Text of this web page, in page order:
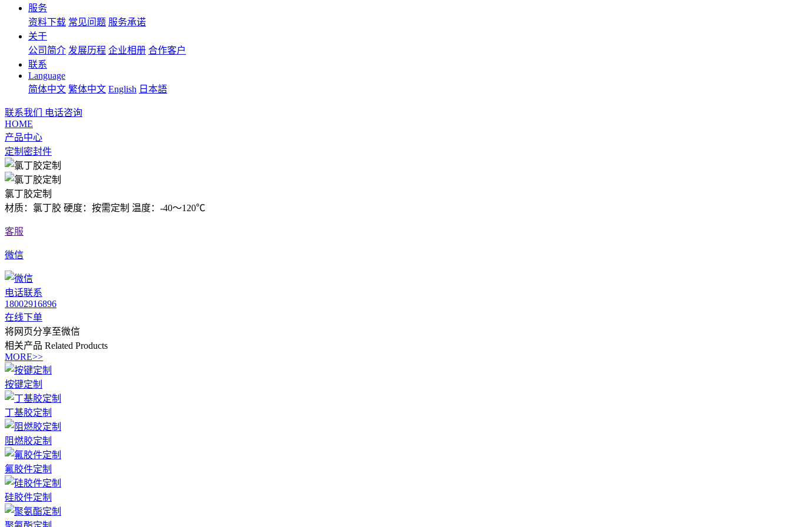
服务
资料下载 常见问题 服务承诺
关于
公司简介 发展历程 企业相册 合作客户
联系
Language
简体中文 繁体中文 English 日本語
联系我们
电话咨询
HOME
产品中心
定制密封件
氯丁胶定制
材质：氯丁胶 硬度：按需定制 温度：-40～120℃
客服
微信
电话联系
18002916896
在线下单
将网页分享至微信
相关产品 Related Products
MORE>>
按键定制
丁基胶定制
阻燃胶定制
氟胶件定制
硅胶件定制